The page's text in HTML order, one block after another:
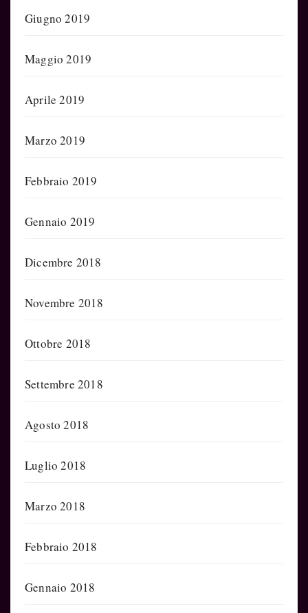
Giugno 2019
Maggio 2019
Aprile 2019
Marzo 2019
Febbraio 2019
Gennaio 2019
Dicembre 2018
Novembre 2018
Ottobre 2018
Settembre 2018
Agosto 2018
Luglio 2018
Marzo 2018
Febbraio 2018
Gennaio 2018